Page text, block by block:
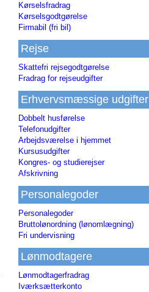
Kørselsfradrag
Kørselsgodtgørelse
Firmabil (fri bil)
Rejse
Skattefri rejsegodtgørelse
Fradrag for rejseudgifter
Erhvervsmæssige udgifter
Dobbelt husførelse
Telefonudgifter
Arbejdsværelse i hjemmet
Kursusudgifter
Kongres- og studierejser
Afskrivning
Personalegoder
Personalegoder
Bruttolønordning (lønomlægning)
Fri undervisning
Lønmodtagere
Lønmodtagerfradrag
Iværksætterkonto